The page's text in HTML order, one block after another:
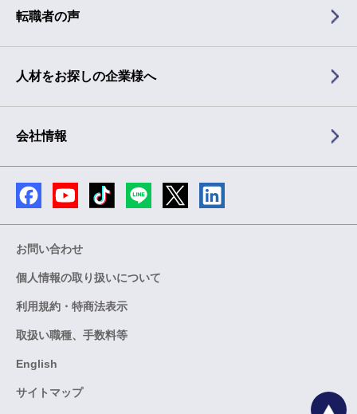
転職者の声
人材をお探しの企業様へ
会社情報
お問い合わせ
個人情報の取り扱いについて
利用規約・特商法表示
取扱い職種、手数料等
English
サイトマップ